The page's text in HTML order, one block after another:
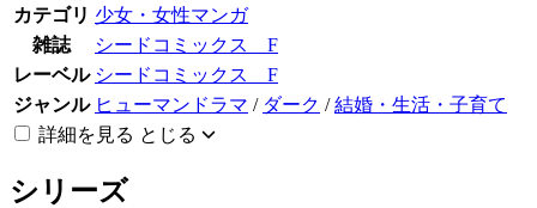
カテゴリ 少女・女性マンガ
雑誌
シードコミックス F
レーベル シードコミックス F
ジャンル ヒューマンドラマ / ダーク /結婚・生活・子育て
詳細を見る とじる
シリーズ